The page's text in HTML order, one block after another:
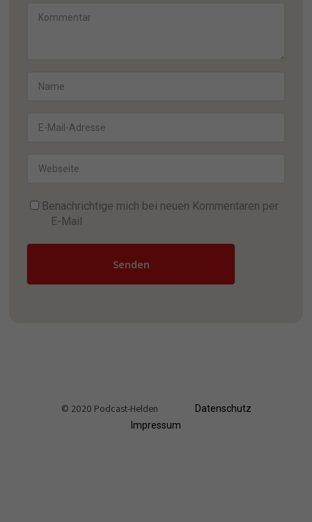
Benachrichtige mich bei neuen Kommentaren per
E-Mail
Senden
© 2020 Podcast-Helden
Datenschutz
Impressum